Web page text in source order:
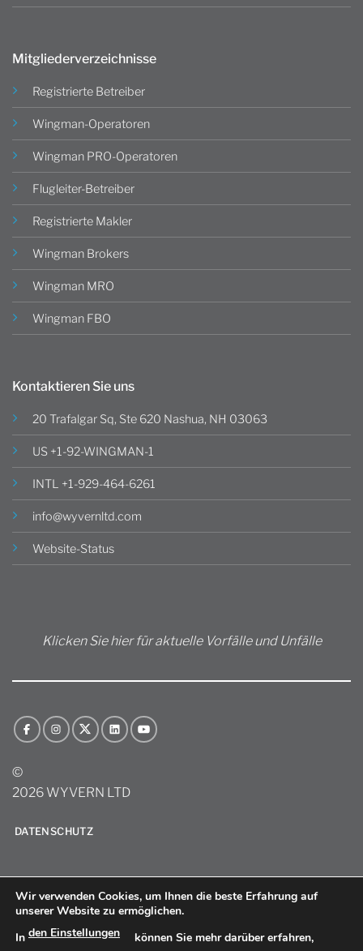
Mitgliederverzeichnisse
Registrierte Betreiber
Wingman-Operatoren
Wingman PRO-Operatoren
Flugleiter-Betreiber
Registrierte Makler
Wingman Brokers
Wingman MRO
Wingman FBO
Kontaktieren Sie uns
20 Trafalgar Sq, Ste 620 Nashua, NH 03063
US +1-92-WINGMAN-1
INTL +1-929-464-6261
info@wyvernltd.com
Website-Status
Klicken Sie hier für aktuelle Vorfälle und Unfälle
©
2026 WYVERN LTD
DATENSCHUTZ
Wir verwenden Cookies, um Ihnen die beste Erfahrung auf
unserer Website zu ermöglichen.
In den Einstellungen können Sie mehr darüber erfahren,